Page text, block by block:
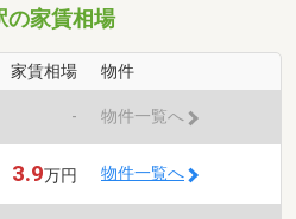
の家賃相場
家賃相場 物件
- 物件一覧へ
3.9万円 物件一覧へ